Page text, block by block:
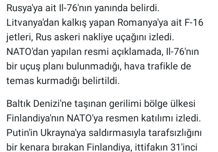
Rusya'ya ait Il-76'nın yanında belirdi.
Litvanya'dan kalkış yapan Romanya'ya ait F-16
jetleri, Rus askeri nakliye uçağını izledi.
NATO'dan yapılan resmi açıklamada, Il-76'nın
bir uçuş planı bulunmadığı, hava trafikle de
temas kurmadığı belirtildi.
Baltık Denizi'ne taşınan gerilimi bölge ülkesi
Finlandiya'nın NATO'ya resmen katılımı izledi.
Putin'in Ukrayna'ya saldırmasıyla tarafsızlığını
bir kenara bırakan Finlandiya, ittifakın 31'inci